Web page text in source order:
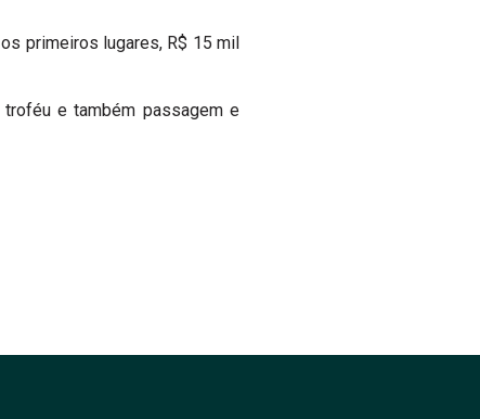
primeiros lugares, R$ 15 mil
e também passagem e